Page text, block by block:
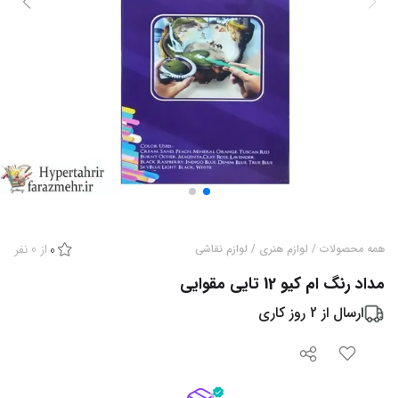
همه محصولات / لوازم هنری / لوازم نقاشی 0 از 0 نفر
مداد رنگ ام کیو 12 تایی مقوایی
ارسال از 2 روز کاری